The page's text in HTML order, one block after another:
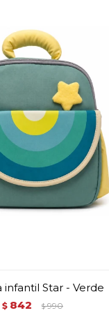
infantil Star - Verde
$ 842 $ 990